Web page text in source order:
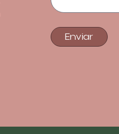
Enviar